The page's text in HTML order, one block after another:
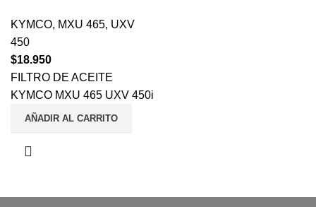
KYMCO, MXU 465, UXV
450
$18.950
FILTRO DE ACEITE
KYMCO MXU 465 UXV 450i
AÑADIR AL CARRITO